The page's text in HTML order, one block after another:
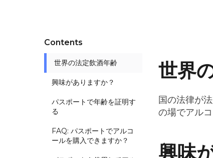
Contents
世界の法定飲酒年齢
興味がありますか？
パスポートで年齢を証明す
る
FAQ: パスポートでアルコ
ールを購入できますか？
世界
国の法律が
の場でアル
興味